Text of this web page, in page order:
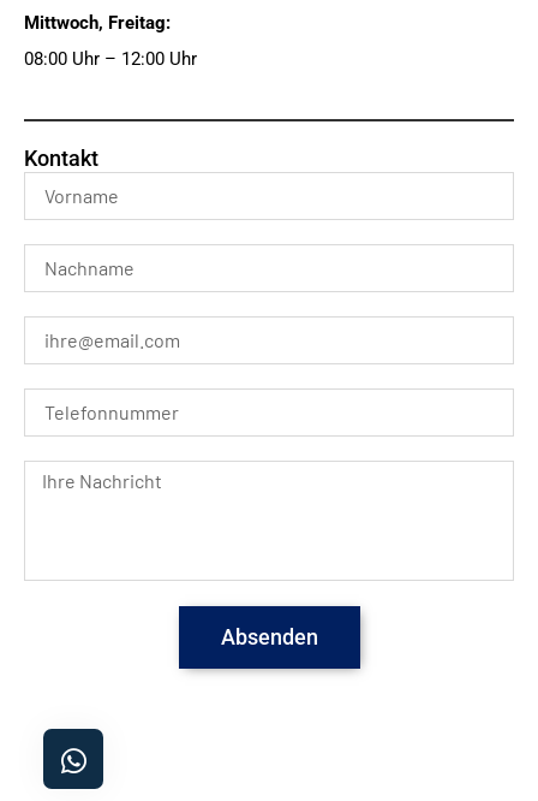
Mittwoch, Freitag:
08:00 Uhr – 12:00 Uhr
Kontakt
Absenden